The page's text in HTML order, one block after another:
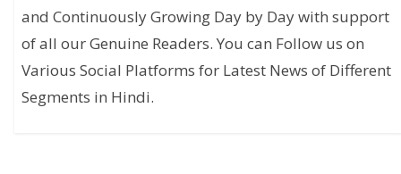
and Continuously Growing Day by Day with support
of all our Genuine Readers. You can Follow us on
Various Social Platforms for Latest News of Different
Segments in Hindi.